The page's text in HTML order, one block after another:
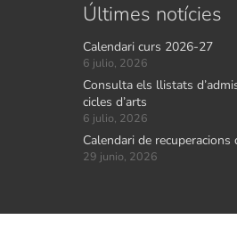
Últimes notícies
Calendari curs 2026-27
6 julio, 2026
Consulta els llistats
cicles d’arts
6 julio, 2026
Calendari de recuperacions
29 junio, 2026